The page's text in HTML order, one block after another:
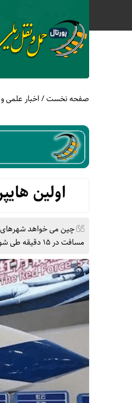
قوانین و مقررات استفاده
صفحه نخست/اخبار علمی
اولین هایپرلوپ
چین می خواهد شهرهای
مسافت در 15 دقیقه طی شود.